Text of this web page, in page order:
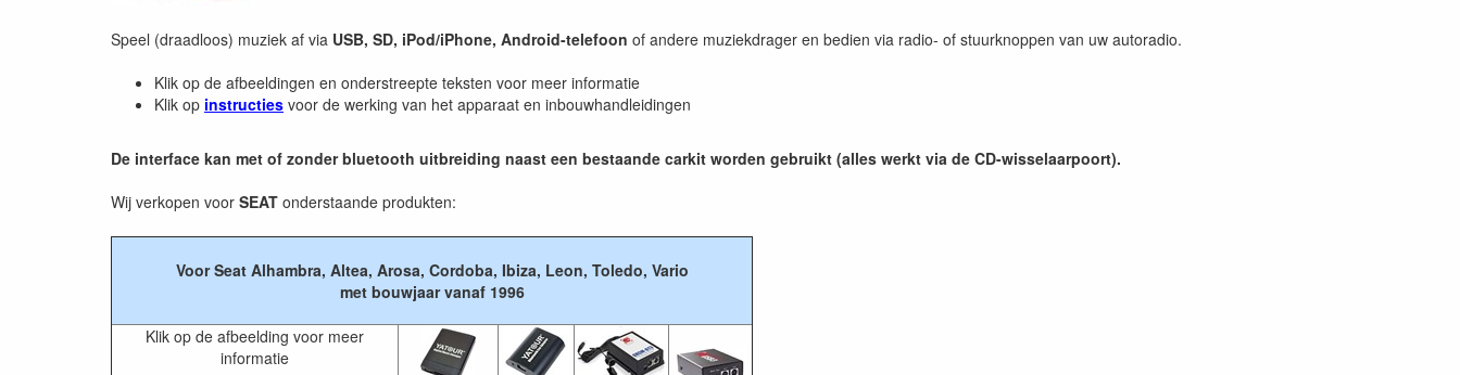
Speel (draadloos) muziek af via USB, SD, iPod/iPhone, Android-telefoon of andere muziekdrager en bedien via radio- of stuurknoppen van uw autoradio.
Klik op de afbeeldingen en onderstreepte teksten voor meer informatie
Klik op instructies voor de werking van het apparaat en inbouwhandleidingen
De interface kan met of zonder bluetooth uitbreiding naast een bestaande carkit worden gebruikt (alles werkt via de CD-wisselaarpoort).
Wij verkopen voor SEAT onderstaande produkten:
Voor Seat Alhambra, Altea, Arosa, Cordoba, Ibiza, Leon, Toledo, Vario
met bouwjaar vanaf 1996
Klik op de afbeelding voor meer
informatie